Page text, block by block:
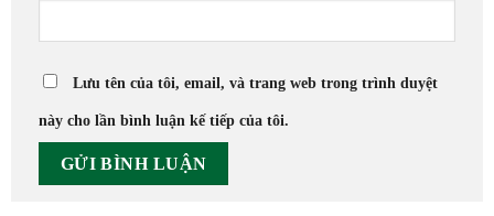
Lưu tên của tôi, email, và trang web trong trình duyệt
này cho lần bình luận kế tiếp của tôi.